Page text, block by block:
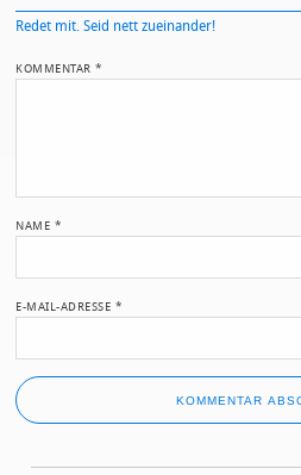
Redet mit. Seid nett zueinander!
KOMMENTAR*
NAME *
E-MAIL-ADRESSE *